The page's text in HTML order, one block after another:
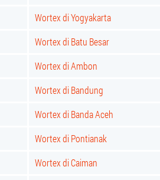
Wortex di Yogyakarta
Wortex di Batu Besar
Wortex di Ambon
Wortex di Bandung
Wortex di Banda Aceh
Wortex di Pontianak
Wortex di Caiman